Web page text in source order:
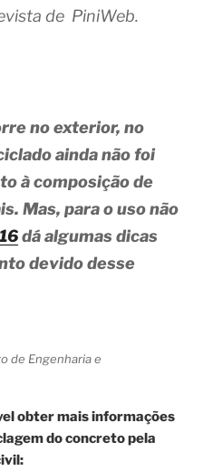
de PiniWeb.
no exterior, no
ainda não foi
à composição de
Mas, para o uso não
dá algumas dicas
devido desse
de Engenharia e
obter mais informações
do concreto pela